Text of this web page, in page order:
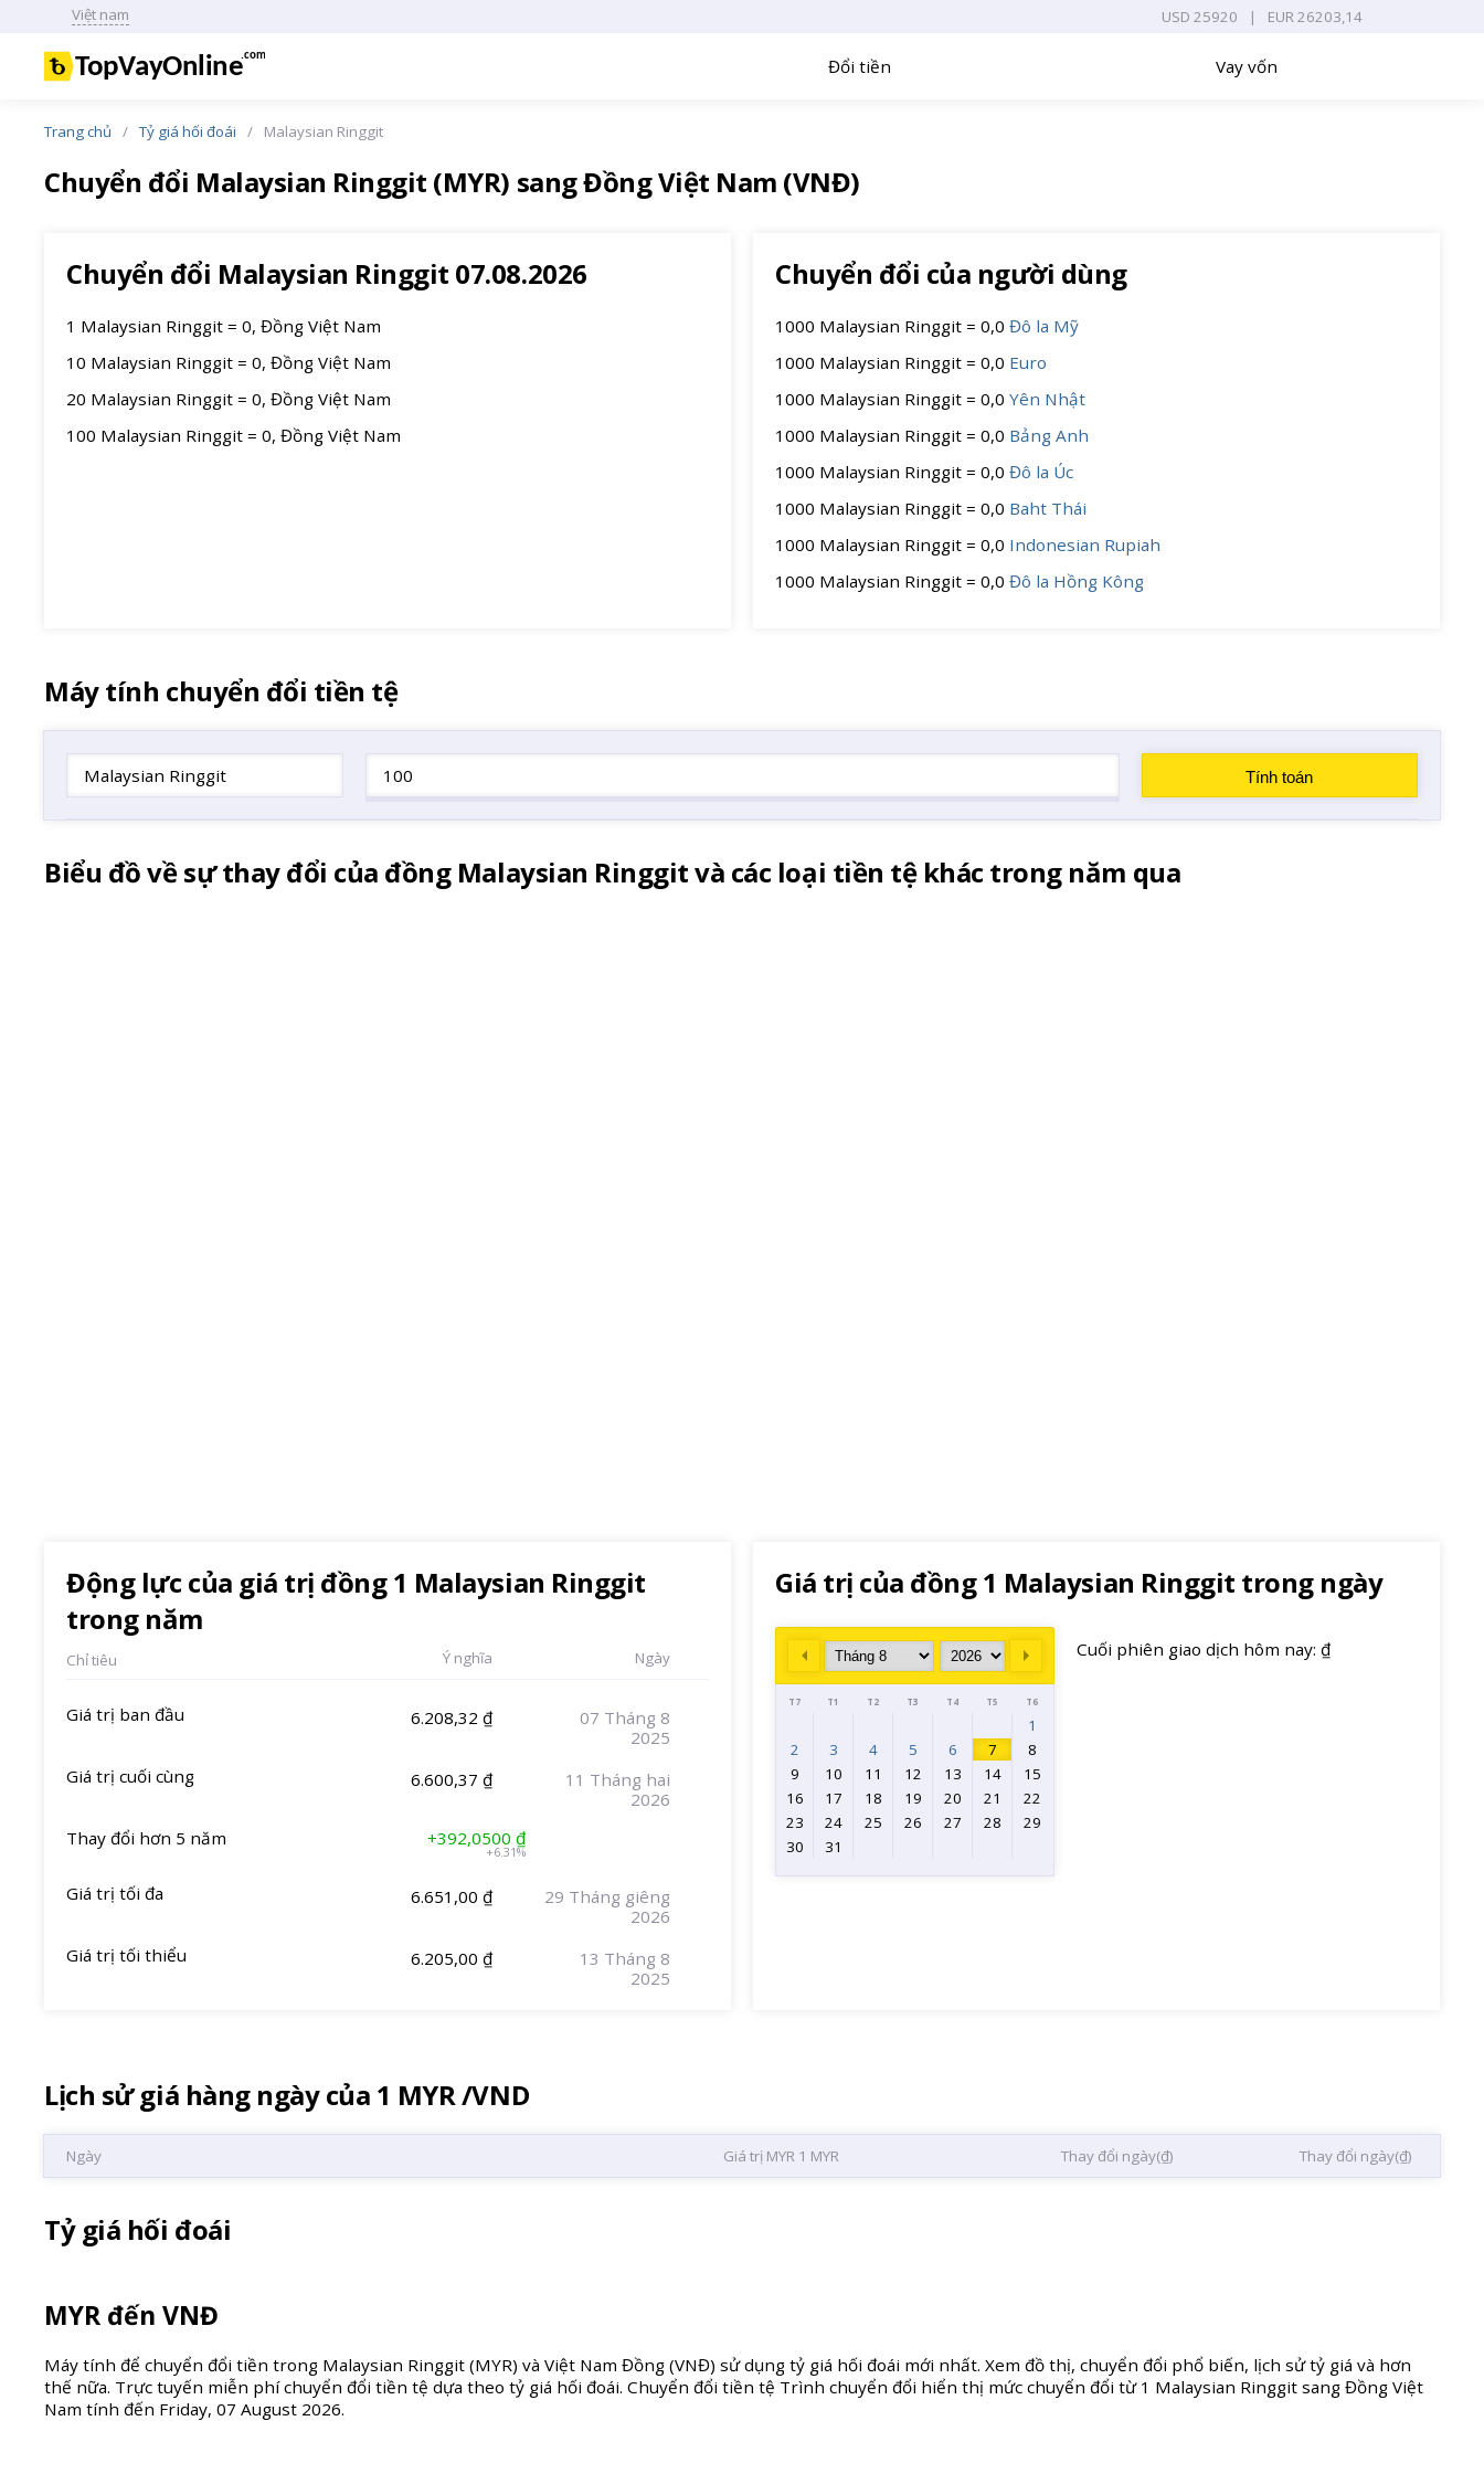
Việt nam USD 25920 | EUR 26203,14
Đổi tiền Vay vốn
Trang chủ Tỷ giá hối đoái Malaysian Ringgit
Chuyển đổi Malaysian Ringgit (MYR) sang Đồng Việt Nam (VNĐ)
Chuyển đổi Malaysian Ringgit 07.08.2026
1 Malaysian Ringgit = 0, Đồng Việt Nam
10 Malaysian Ringgit = 0, Đồng Việt Nam
20 Malaysian Ringgit = 0, Đồng Việt Nam
100 Malaysian Ringgit = 0, Đồng Việt Nam
Chuyển đổi của người dùng
1000 Malaysian Ringgit = 0,0 Đô la Mỹ
1000 Malaysian Ringgit = 0,0 Euro
1000 Malaysian Ringgit = 0,0 Yên Nhật
1000 Malaysian Ringgit = 0,0 Bảng Anh
1000 Malaysian Ringgit = 0,0 Đô la Úc
1000 Malaysian Ringgit = 0,0 Baht Thái
1000 Malaysian Ringgit = 0,0 Indonesian Rupiah
1000 Malaysian Ringgit = 0,0 Đô la Hồng Kông
Máy tính chuyển đổi tiền tệ
Malaysian Ringgit
Biểu đồ về sự thay đổi của đồng Malaysian Ringgit và các loại tiền tệ khác trong năm qua
Động lực của giá trị đồng 1 Malaysian Ringgit
trong năm
Chỉ tiêu Ý nghĩa Ngày
Giá trị ban đầu 6.208,32 ₫
07 Tháng 8
2025
Giá trị cuối cùng
6.600,37 ₫
11 Tháng hai
2026
Thay đổi hơn 5 năm
+392,0500 ₫
+6.31%
Giá trị tối đa 6.651,00 ₫
29 Tháng giêng
2026
Giá trị tối thiểu
6.205,00 ₫
13 Tháng 8
2025
Giá trị của đồng 1 Malaysian Ringgit trong ngày
Prev Next
T7 T1 T2 T3 T4 T5 T6
1
2
3 4 5 6 7
8
9
10 11 12 13 14
15
16
17 18 19 20 21
22
23
24 25 26 27 28
29
30
31
Cuối phiên giao dịch hôm nay: ₫
Lịch sử giá hàng ngày của 1 MYR /VND
Ngày Giá trị MYR 1 MYR Thay đổi ngày(₫) Thay đổi ngày(₫)
Tỷ giá hối đoái
MYR đến VNĐ
Máy tính để chuyển đổi tiền trong Malaysian Ringgit (MYR) và Việt Nam Đồng (VNĐ) sử dụng tỷ giá hối đoái mới nhất. Xem đồ thị, chuyển đổi phổ biến, lịch sử tỷ giá và hơn
thế nữa. Trực tuyến miễn phí chuyển đổi tiền tệ dựa theo tỷ giá hối đoái. Chuyển đổi tiền tệ Trình chuyển đổi hiển thị mức chuyển đổi từ 1 Malaysian Ringgit sang Đồng Việt
Nam tính đến Friday, 07 August 2026.